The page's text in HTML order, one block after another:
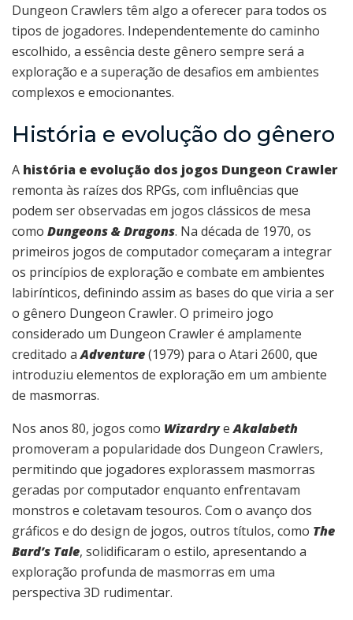
Dungeon Crawlers têm algo a oferecer para todos os
tipos de jogadores. Independentemente do caminho
escolhido, a essência deste gênero sempre será a
exploração e a superação de desafios em ambientes
complexos e emocionantes.
História e evolução do gênero
A história e evolução dos jogos Dungeon Crawler
remonta às raízes dos RPGs, com influências que
podem ser observadas em jogos clássicos de mesa
como Dungeons & Dragons. Na década de 1970, os
primeiros jogos de computador começaram a integrar
os princípios de exploração e combate em ambientes
labirínticos, definindo assim as bases do que viria a ser
o gênero Dungeon Crawler. O primeiro jogo
considerado um Dungeon Crawler é amplamente
creditado aAdventure(1979) para o Atari 2600, que
introduziu elementos de exploração em um ambiente
de masmorras.
Nos anos 80, jogos como WizardryeAkalabeth
promoveram a popularidade dos Dungeon Crawlers,
permitindo que jogadores explorassem masmorras
geradas por computador enquanto enfrentavam
monstros e coletavam tesouros. Com o avanço dos
gráficos e do design de jogos, outros títulos, como The
Bard’s Tale, solidificaram o estilo, apresentando a
exploração profunda de masmorras em uma
perspectiva 3D rudimentar.